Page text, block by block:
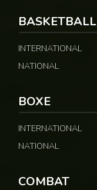
BASKETBALL
INTERNATIONAL
NATIONAL
BOXE
INTERNATIONAL
NATIONAL
COMBAT